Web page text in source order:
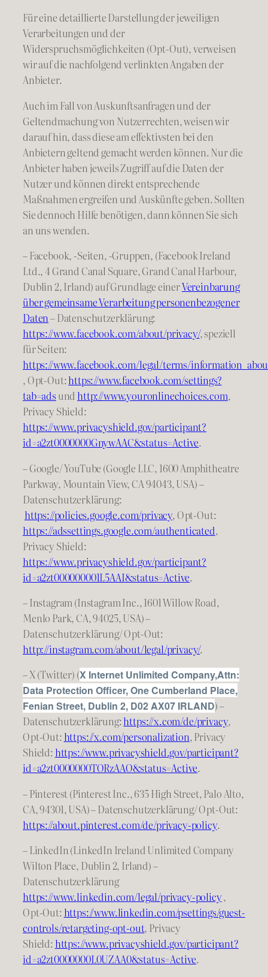
Für eine detaillierte Darstellung der jeweiligen
Verarbeitungen und der
Widerspruchsmöglichkeiten (Opt-Out), verweisen
wir auf die nachfolgend verlinkten Angaben der
Anbieter.
Auch im Fall von Auskunftsanfragen und der
Geltendmachung von Nutzerrechten, weisen wir
darauf hin, dass diese am effektivsten bei den
Anbietern geltend gemacht werden können. Nur die
Anbieter haben jeweils Zugriff auf die Daten der
Nutzer und können direkt entsprechende
Maßnahmen ergreifen und Auskünfte geben. Sollten
Sie dennoch Hilfe benötigen, dann können Sie sich
an uns wenden.
– Facebook, -Seiten, -Gruppen, (Facebook Ireland
Ltd., 4 Grand Canal Square, Grand Canal Harbour,
Dublin 2, Irland) auf Grundlage einerVereinbarung
über gemeinsame Verarbeitung personenbezogener
Daten– Datenschutzerklärung:
https://www.facebook.com/about/privacy/, speziell
für Seiten:
https://www.facebook.com/legal/terms/
, Opt-Out:https://www.facebook.com/settings?
tab=adsundhttp://www.youronlinechoices.com,
Privacy Shield:
https://www.privacyshield.gov/participant?
id=a2zt0000000GnywAAC&status=Active.
– Google/ YouTube (Google LLC, 1600 Amphitheatre
Parkway, Mountain View, CA 94043, USA) –
Datenschutzerklärung:
https://policies.google.com/privacy, Opt-Out:
https://adssettings.google.com/authenticated,
Privacy Shield:
https://www.privacyshield.gov/participant?
id=a2zt000000001L5AAI&status=Active.
– Instagram (Instagram Inc., 1601 Willow Road,
Menlo Park, CA, 94025, USA) –
Datenschutzerklärung/ Opt-Out:
http://instagram.com/about/legal/privacy/.
– X (Twitter) (X Internet Unlimited Company,Attn:
Data Protection Officer, One Cumberland Place,
Fenian Street, Dublin 2, D02 AX07 IRLAND) –
Datenschutzerklärung:https://x.com/de/privacy,
Opt-Out:https://x.com/personalization, Privacy
Shield:https://www.privacyshield.gov/participant?
id=a2zt0000000TORzAAO&status=Active.
– Pinterest (Pinterest Inc., 635 High Street, Palo Alto,
CA, 94301, USA) – Datenschutzerklärung/ Opt-Out:
https://about.pinterest.com/de/privacy-policy.
– LinkedIn (LinkedIn Ireland Unlimited Company
Wilton Place, Dublin 2, Irland) –
Datenschutzerklärung
https://www.linkedin.com/legal/privacy-policy,
Opt-Out:https://www.linkedin.com/psettings/guest-
controls/retargeting-opt-out, Privacy
Shield:https://www.privacyshield.gov/participant?
id=a2zt0000000L0UZAA0&status=Active.